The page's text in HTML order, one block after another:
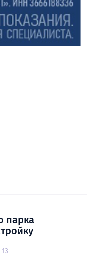
парка
13